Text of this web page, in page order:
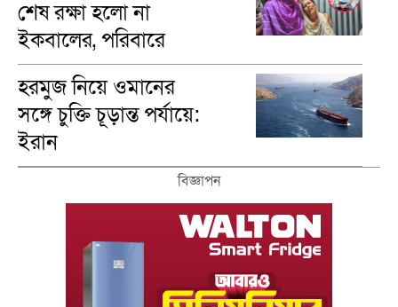
শেষ রক্ষা হলো না
ইকবালের, পরিবারে
শোকের মাতম
হরমুজ নিয়ে ওমানের
সঙ্গে চুক্তি চূড়ান্ত পর্যায়ে:
ইরান
বিজ্ঞাপন